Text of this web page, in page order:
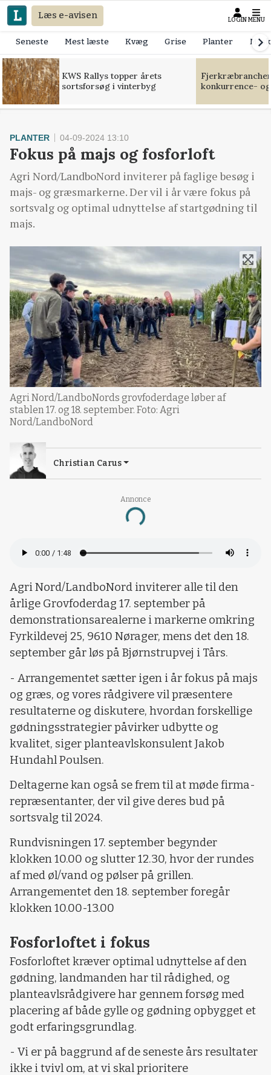
Læs e-avisen LOGIN MENU
Seneste Mest læste Kvæg Grise Planter
KWS Rallys topper årets
sortsforsøg i vinterbyg
konkurrence-
Annonce
Loading...
PLANTER 04-09-2024 13:10
Fokus på majs og fosforloft
Agri Nord/LandboNord inviterer på faglige besøg i
majs- og græsmarkerne. Der vil i år være fokus på
sortsvalg og optimal udnyttelse af startgødning til
majs.
Agri Nord/LandboNords grovfoderdage løber af
stablen 17. og 18. september. Foto: Agri
Nord/LandboNord
Christian Carus
Agri Nord/LandboNord inviterer alle til den
årlige Grovfoderdag 17. september på
demonstrationsarealerne i markerne omkring
Fyrkildevej 25, 9610 Nørager, mens det den 18.
september går løs på Bjørnstrupvej i Tårs.
- Arrangementet sætter igen i år fokus på majs
og græs, og vores rådgivere vil præsentere
resultaterne og diskutere, hvordan forskellige
gødningsstrategier påvirker udbytte og
kvalitet, siger planteavlskonsulent Jakob
Hundahl Poulsen.
Deltagerne kan også se frem til at møde firma-
repræsentanter, der vil give deres bud på
sortsvalg til 2024.
Rundvisningen 17. september begynder
klokken 10.00 og slutter 12.30, hvor der rundes
af med øl/vand og pølser på grillen.
Arrangementet den 18. september foregår
klokken 10.00-13.00
Fosforloftet i fokus
Fosforloftet kræver optimal udnyttelse af den
gødning, landmanden har til rådighed, og
planteavlsrådgivere har gennem forsøg med
placering af både gylle og gødning opbygget et
godt erfaringsgrundlag.
- Vi er på baggrund af de seneste års resultater
ikke i tvivl om, at vi skal prioritere